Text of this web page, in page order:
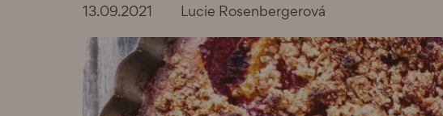
13.09.2021 Lucie Rosenbergerová